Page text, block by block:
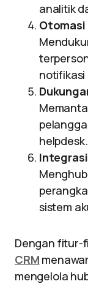
analitik
Otomasi
notifikasi
helpdesk.
sistem
Dengan fitur-
CRM
mengelola